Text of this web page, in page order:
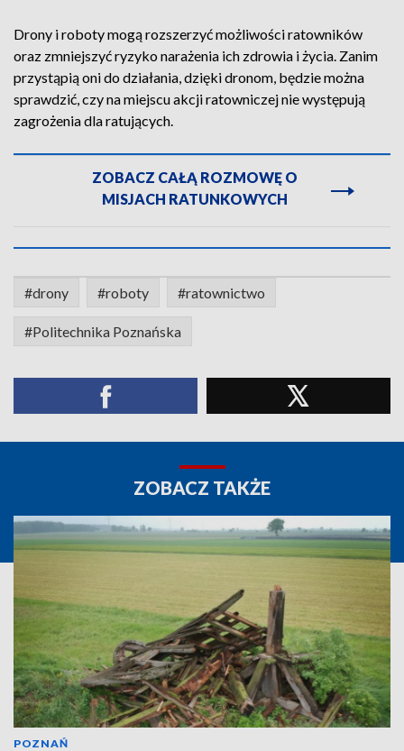
Drony i roboty mogą rozszerzyć możliwości ratowników
oraz zmniejszyć ryzyko narażenia ich zdrowia i życia. Zanim
przystąpią oni do działania, dzięki dronom, będzie można
sprawdzić, czy na miejscu akcji ratowniczej nie występują
zagrożenia dla ratujących.
ZOBACZ CAŁĄ ROZMOWĘ O
MISJACH RATUNKOWYCH
#drony #roboty #ratownictwo
#Politechnika Poznańska
ZOBACZ TAKŻE
POZNAŃ